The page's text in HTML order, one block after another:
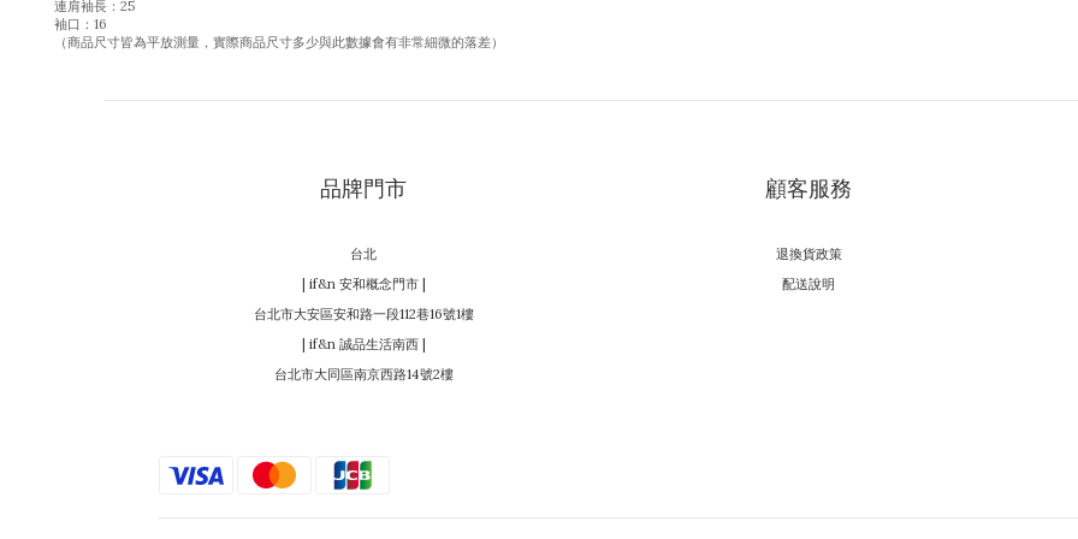
連肩袖長：25
袖口：16
（商品尺寸皆為平放測量，實際商品尺寸多少與此數據會有非常細微的落差）
品牌門市
台北
| if&n 安和概念門市 |
台北市大安區安和路一段112巷16號1樓
| if&n 誠品生活南西 |
台北市大同區南京西路14號2樓
顧客服務
退換貨政策
配送說明